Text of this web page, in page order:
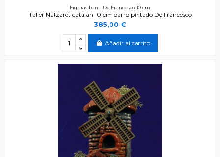
Figuras barro De Francesco 10 cm
Taller Natzaret catalan 10 cm barro pintado De Francesco
385,00 €
Añadir al carrito